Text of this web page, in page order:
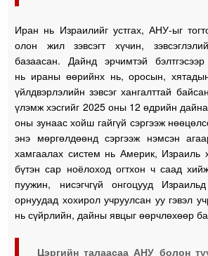
Иран нь Израилийг устгах, АНУ-ыг
олон жил зэвсэгт хүчин,
базаасан. Дайнд эрчимтэй
нь ираны өөрийнх нь, оросын,
үйлдвэрлэлийн зэвсэг хангалттай
үлэмж хэсгийг 2025 оны 12 өдрийн
оны зунаас хойш гайгүй сэргээж
энэ мөргөлдөөнд сэргээж нэмсэн
хамгаалах систем нь Америк, Израиль
бүтэн сар ноёлоход огтхон ч саад
пуужин, нисэгчгүй онгоцууд
орнуудад хохирол учруулсан уу гэвэл
нь сүйрлийн, дайны явцыг өөрчлөхөөр
Цэргийн талаасаа АНУ болон